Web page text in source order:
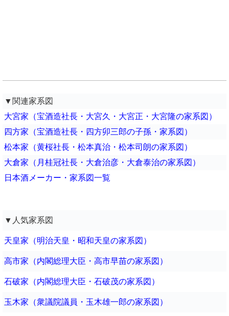
▼関連家系図
大宮家（宝酒造社長・大宮久・大宮正・大宮隆の家系図）
四方家（宝酒造社長・四方卯三郎の子孫・家系図）
松本家（黄桜社長・松本真治・松本司朗の家系図）
大倉家（月桂冠社長・大倉治彦・大倉泰治の家系図）
日本酒メーカー・家系図一覧
▼人気家系図
天皇家（明治天皇・昭和天皇の家系図）
高市家（内閣総理大臣・高市早苗の家系図）
石破家（内閣総理大臣・石破茂の家系図）
玉木家（衆議院議員・玉木雄一郎の家系図）